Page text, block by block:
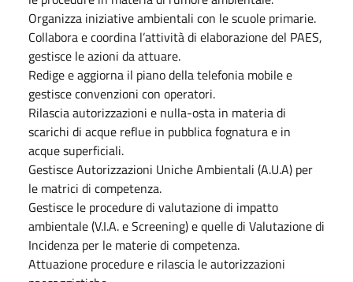
Organizza iniziative ambientali con le scuole primarie.
Collabora e coordina l’attività di elaborazione del PAES,
gestisce le azioni da attuare.
Redige e aggiorna il piano della telefonia mobile e
gestisce convenzioni con operatori.
Rilascia autorizzazioni e nulla-osta in materia di
scarichi di acque reflue in pubblica fognatura e in
acque superficiali.
Gestisce Autorizzazioni Uniche Ambientali (A.U.A) per
le matrici di competenza.
Gestisce le procedure di valutazione di impatto
ambientale (V.I.A. e Screening) e quelle di Valutazione di
Incidenza per le materie di competenza.
Attuazione procedure e rilascia le autorizzazioni